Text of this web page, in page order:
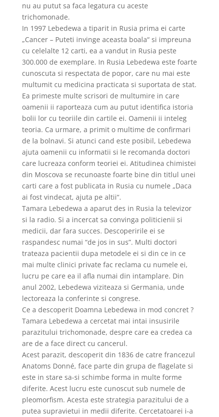
nu au putut sa faca legatura cu aceste
trichomonade.
In 1997 Lebedewa a tiparit in Rusia prima ei carte
„Cancer – Puteti invinge aceasta boala“ si impreuna
cu celelalte 12 carti, ea a vandut in Rusia peste
300.000 de exemplare. In Rusia Lebedewa este foarte
cunoscuta si respectata de popor, care nu mai este
multumit cu medicina practicata si suportata de stat.
Ea primeste multe scrisori de multumire in care
oamenii ii raporteaza cum au putut identifica istoria
bolii lor cu teoriile din cartile ei. Oamenii ii inteleg
teoria. Ca urmare, a primit o multime de confirmari
de la bolnavi. Si atunci cand este posibil, Lebedewa
ajuta oamenii cu informatii si le recomanda doctori
care lucreaza conform teoriei ei. Atitudinea chimistei
din Moscova se recunoaste foarte bine din titlul unei
carti care a fost publicata in Rusia cu numele „Daca
ai fost vindecat, ajuta pe altii“.
Tamara Lebedewa a aparut des in Rusia la televizor
si la radio. Si a incercat sa convinga politicienii si
medicii, dar fara succes. Descoperirile ei se
raspandesc numai “de jos in sus”. Multi doctori
trateaza pacientii dupa metodele ei si din ce in ce
mai multe clinici private fac reclama cu numele ei,
lucru pe care ea il afla numai din intamplare. Din
anul 2002, Lebedewa viziteaza si Germania, unde
lectoreaza la conferinte si congrese.
Ce a descoperit Doamna Lebedewa in mod concret ?
Tamara Lebedewa a cercetat mai intai insusirile
parazitului trichomonade, despre care ea credea ca
are de a face direct cu cancerul.
Acest parazit, descoperit din 1836 de catre francezul
Anatoms Donné, face parte din grupa de flagelate si
este in stare sa-si schimbe forma in multe forme
diferite. Acest lucru este cunoscut sub numele de
pleomorfism. Acesta este strategia parazitului de a
putea supravietui in medii diferite. Cercetatoarei i-a